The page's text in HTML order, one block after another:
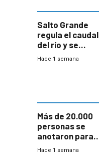
Salto Grande
regula el caudal
del río y se
prepara para un
Hace 1 semana
Más de 20.000
personas se
anotaron para
las pruebas
Hace 1 semana